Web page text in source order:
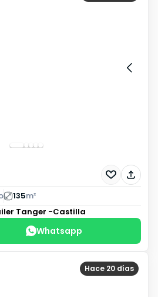
135m²
Tanger -Castilla
Whatsapp
Hace 20 días